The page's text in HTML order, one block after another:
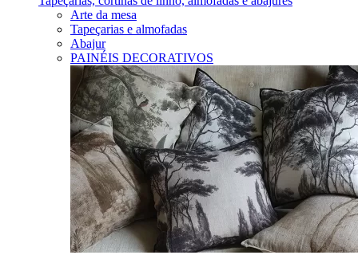
Arte da mesa
Tapeçarias e almofadas
Abajur
PAINÉIS DECORATIVOS